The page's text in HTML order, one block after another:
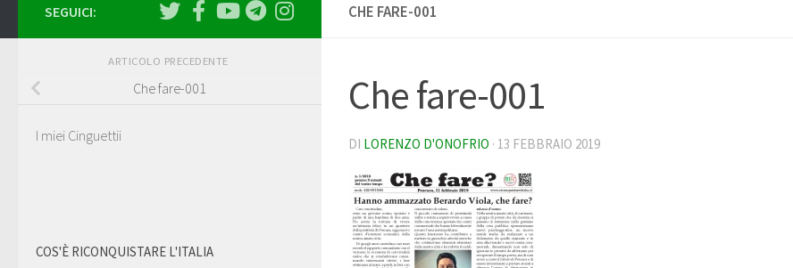
CHE FARE-001
Che fare-001
DI LORENZO D'ONOFRIO · 13 FEBBRAIO 2019
SEGUICI:
ARTICOLO PRECEDENTE
Che fare-001
I miei Cinguettii
COS'È RICONQUISTARE L'ITALIA